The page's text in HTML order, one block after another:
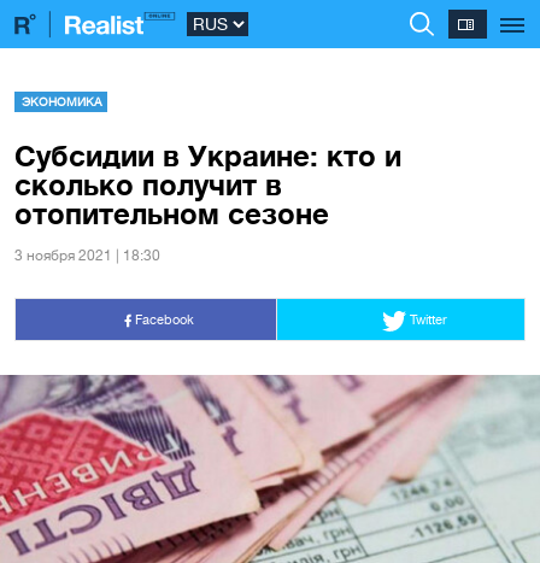
ЭКОНОМИКА
Субсидии в Украине: кто и
сколько получит в
отопительном сезоне
3 ноября 2021 | 18:30
Facebook Twitter